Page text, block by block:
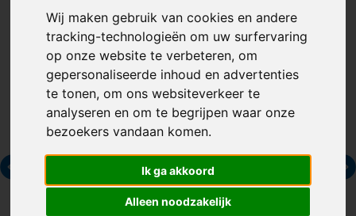
Wij maken gebruik van cookies en andere
tracking-technologieën om uw surfervaring
op onze website te verbeteren, om
gepersonaliseerde inhoud en advertenties
te tonen, om ons websiteverkeer te
analyseren en om te begrijpen waar onze
bezoekers vandaan komen.
Ik ga akkoord
Alleen noodzakelijk